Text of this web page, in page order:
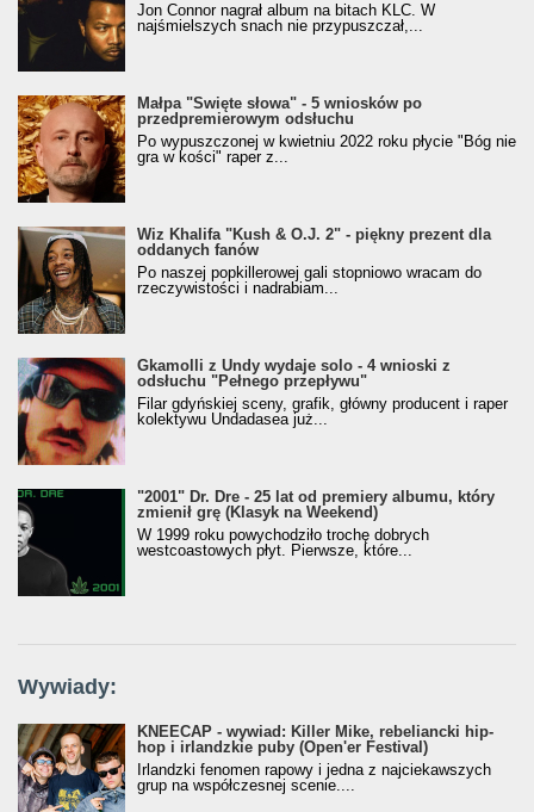
Jon Connor nagrał album na bitach KLC. W
najśmielszych snach nie przypuszczał,...
Małpa "Święte słowa" - 5 wniosków po
przedpremierowym odsłuchu
Po wypuszczonej w kwietniu 2022 roku płycie "Bóg nie
gra w kości" raper z...
Wiz Khalifa "Kush & O.J. 2" - piękny prezent dla
oddanych fanów
Po naszej popkillerowej gali stopniowo wracam do
rzeczywistości i nadrabiam...
Gkamolli z Undy wydaje solo - 4 wnioski z
odsłuchu "Pełnego przepływu"
Filar gdyńskiej sceny, grafik, główny producent i raper
kolektywu Undadasea już...
"2001" Dr. Dre - 25 lat od premiery albumu, który
zmienił grę (Klasyk na Weekend)
W 1999 roku powychodziło trochę dobrych
westcoastowych płyt. Pierwsze, które...
Wywiady:
KNEECAP - wywiad: Killer Mike, rebeliancki hip-
hop i irlandzkie puby (Open'er Festival)
Irlandzki fenomen rapowy i jedna z najciekawszych
grup na współczesnej scenie....